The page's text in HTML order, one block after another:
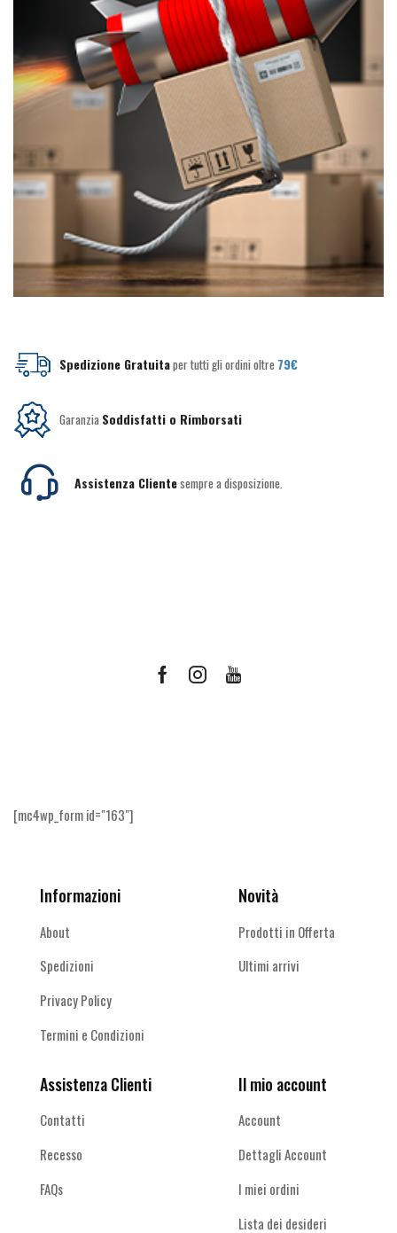
del
prodotto
del
prodotto
Spedizione Gratuitaper tutti gli ordini oltre 79€
Garanzia Soddisfatti o Rimborsati
Assistenza Clientesempre a disposizione.
FacebookInstagramYoutube
[mc4wp_form id="163"]
Informazioni
About
Spedizioni
Privacy Policy
Termini e Condizioni
Novità
Prodotti in Offerta
Ultimi arrivi
Assistenza Clienti
Contatti
Recesso
FAQs
Il mio account
Account
Dettagli Account
I miei ordini
Lista dei desideri